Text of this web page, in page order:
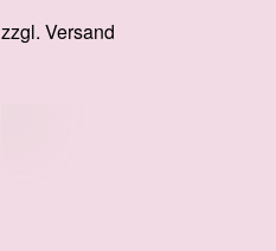
zzgl. Versand